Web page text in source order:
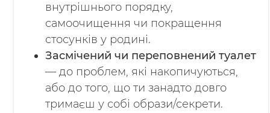
внутрішнього порядку,
самоочищення чи покращення
стосунків у родині.
Засмічений чи переповнений туалет
— до проблем, які накопичуються,
або до того, що ти занадто довго
тримаєш у собі образи/секрети.